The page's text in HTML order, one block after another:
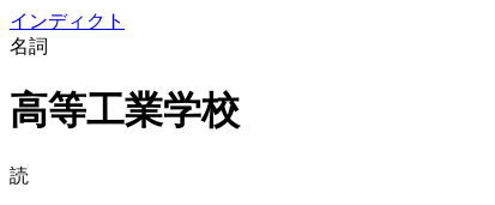
インディクト
名詞
高等工業学校
読